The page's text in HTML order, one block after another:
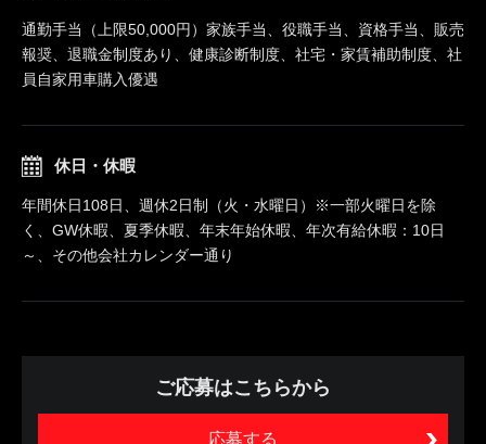
通勤手当（上限50,000円）家族手当、役職手当、資格手当、販売
報奨、退職金制度あり、健康診断制度、社宅・家賃補助制度、社
員自家用車購入優遇
休日・休暇
年間休日108日、週休2日制（火・水曜日）※一部火曜日を除
く、GW休暇、夏季休暇、年末年始休暇、年次有給休暇：10日
～、その他会社カレンダー通り
ご応募はこちらから
応募する